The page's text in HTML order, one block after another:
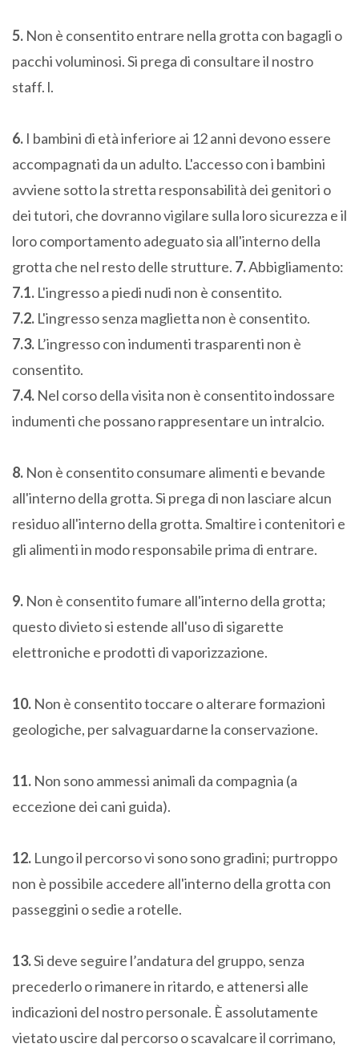
5. Non è consentito entrare nella grotta con bagagli o
pacchi voluminosi. Si prega di consultare il nostro
staff. l.
6. I bambini di età inferiore ai 12 anni devono essere
accompagnati da un adulto. L'accesso con i bambini
avviene sotto la stretta responsabilità dei genitori o
dei tutori, che dovranno vigilare sulla loro sicurezza e il
loro comportamento adeguato sia all'interno della
grotta che nel resto delle strutture. 7.Abbigliamento:
7.1. L'ingresso a piedi nudi non è consentito.
7.2. L'ingresso senza maglietta non è consentito.
7.3. L’ingresso con indumenti trasparenti non è
consentito.
7.4. Nel corso della visita non è consentito indossare
indumenti che possano rappresentare un intralcio.
8. Non è consentito consumare alimenti e bevande
all'interno della grotta. Si prega di non lasciare alcun
residuo all'interno della grotta. Smaltire i contenitori e
gli alimenti in modo responsabile prima di entrare.
9. Non è consentito fumare all'interno della grotta;
questo divieto si estende all'uso di sigarette
elettroniche e prodotti di vaporizzazione.
10. Non è consentito toccare o alterare formazioni
geologiche, per salvaguardarne la conservazione.
11. Non sono ammessi animali da compagnia (a
eccezione dei cani guida).
12. Lungo il percorso vi sono sono gradini; purtroppo
non è possibile accedere all'interno della grotta con
passeggini o sedie a rotelle.
13.Si deve seguire l’andatura del gruppo, senza
precederlo o rimanere in ritardo, e attenersi alle
indicazioni del nostro personale. È assolutamente
vietato uscire dal percorso o scavalcare il corrimano,